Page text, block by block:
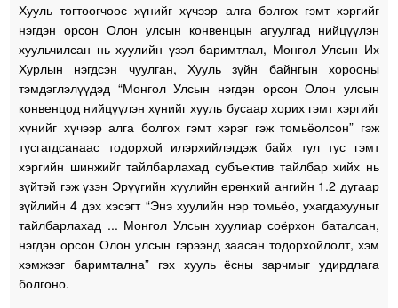
Хууль тогтоогчоос хүнийг хүчээр алга болгох гэмт хэргийг
нэгдэн орсон Олон улсын конвенцын агуулгад нийцүүлэн
хуульчилсан нь хуулийн үзэл баримтлал, Монгол Улсын Их
Хурлын нэгдсэн чуулган, Хууль зүйн байнгын хорооны
тэмдэглэлүүдэд “Монгол Улсын нэгдэн орсон Олон улсын
конвенцод нийцүүлэн хүнийг хууль бусаар хорих гэмт хэргийг
хүнийг хүчээр алга болгох гэмт хэрэг гэж томьёолсон” гэж
тусгагдсанаас тодорхой илэрхийлэгдэж байх тул тус гэмт
хэргийн шинжийг тайлбарлахад субъектив тайлбар хийх нь
зүйтэй гэж үзэн Эрүүгийн хуулийн ерөнхий ангийн 1.2 дугаар
зүйлийн 4 дэх хэсэгт “Энэ хуулийн нэр томьёо, ухагдахууныг
тайлбарлахад ... Монгол Улсын хуулиар соёрхон баталсан,
нэгдэн орсон Олон улсын гэрээнд заасан тодорхойлолт, хэм
хэмжээг баримтална” гэх хууль ёсны зарчмыг удирдлага
болгоно.